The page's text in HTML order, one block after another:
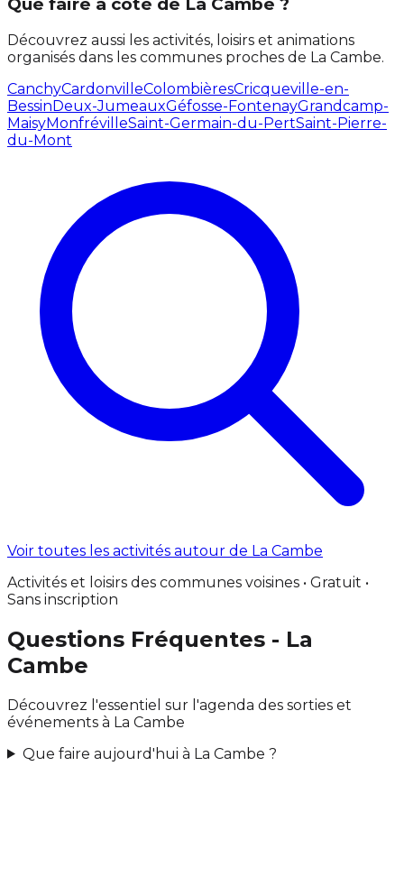
Que faire à côté de La Cambe ?
Découvrez aussi les activités, loisirs et animations
organisés dans les communes proches de La Cambe.
CanchyCardonvilleColombièresCricqueville-en-
BessinDeux-JumeauxGéfosse-FontenayGrandcamp-
MaisyMonfrévilleSaint-Germain-du-PertSaint-Pierre-
du-Mont
Voir toutes les activités autour de La Cambe
Activités et loisirs des communes voisines • Gratuit •
Sans inscription
Questions Fréquentes - La
Cambe
Découvrez l'essentiel sur l'agenda des sorties et
événements à La Cambe
Que faire aujourd'hui à La Cambe ?